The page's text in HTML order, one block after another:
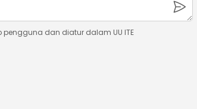
dan diatur dalam UU ITE